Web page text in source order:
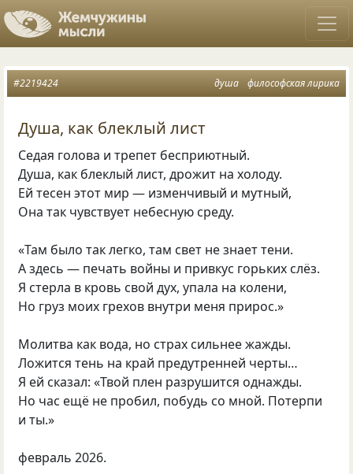
душа философская лирика
#2219424
Душа, как блеклый лист
Седая голова и трепет бесприютный.
Душа, как блеклый лист, дрожит на холоду.
Ей тесен этот мир — изменчивый и мутный,
Она так чувствует небесную среду.
«Там было так легко, там свет не знает тени.
А здесь — печать войны и привкус горьких слёз.
Я стерла в кровь свой дух, упала на колени,
Но груз моих грехов внутри меня прирос.»
Молитва как вода, но страх сильнее жажды.
Ложится тень на край предутренней черты…
Я ей сказал: «Твой плен разрушится однажды.
Но час ещё не пробил, побудь со мной. Потерпи
и ты.»
февраль 2026.